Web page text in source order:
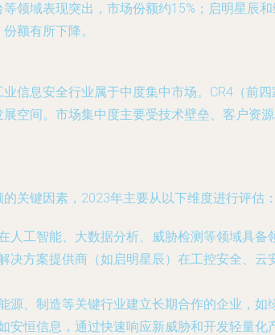
领域表现突出，市场份额约15%；启明星辰
额有所下降。
信息安全行业属于中度集中市场。CR4（前
空间。市场集中度主要受技术壁垒、客户资
关键因素，2023年主要从以下维度进行评估：
人工智能、大数据分析、威胁检测等领域具备
决方案提供商（如启明星辰）在工控安全、
源、制造等关键行业建立长期合作的企业，如
安恒信息，通过快速响应新威胁和开发轻量化